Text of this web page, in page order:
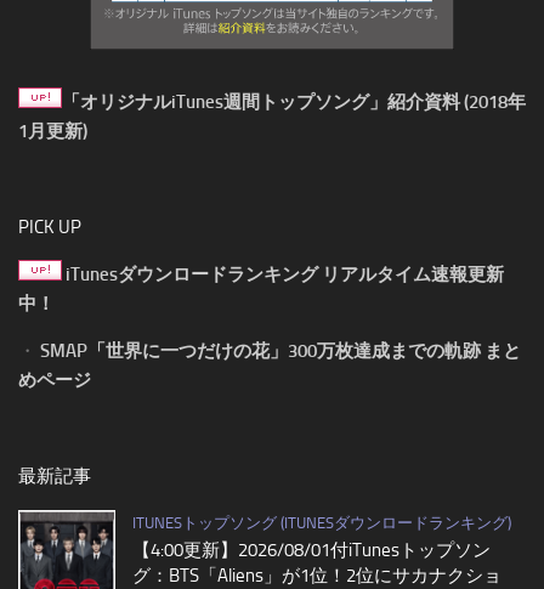
「オリジナルiTunes週間トップソング」紹介資料 (2018年
1月更新)
PICK UP
iTunesダウンロードランキング リアルタイム速報更新
中！
・ SMAP「世界に一つだけの花」300万枚達成までの軌跡 まと
めページ
最新記事
ITUNESトップソング (ITUNESダウンロードランキング)
【4:00更新】2026/08/01付iTunesトップソン
グ：BTS「Aliens」が1位！2位にサカナクショ